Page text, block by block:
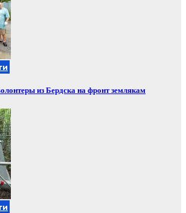
из Бердска на фронт землякам